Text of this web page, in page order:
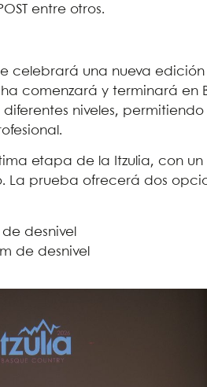
entre otros.
celebrará una nueva edición
comenzará y terminará en
niveles,
etapa de la Itzulia, con
La prueba ofrecerá dos
de desnivel
de desnivel